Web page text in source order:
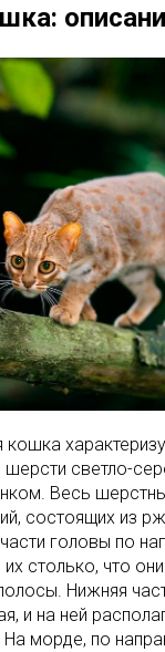
кошка
шерсти светло-
Весь
состоящих из
головы по
столько, что
Нижняя
и на ней
На морде, по